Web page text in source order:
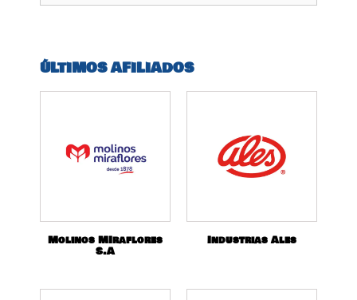
ÚLTIMOS AFILIADOS
Molinos MIraflores
S.A
Industrias Ales